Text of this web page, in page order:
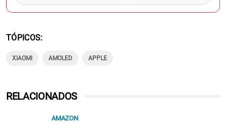
TÓPICOS
XIAOMI AMOLED APPLE
RELACIONADOS
AMAZON